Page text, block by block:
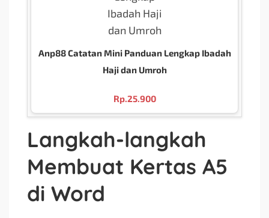
Anp88 Catatan Mini Panduan Lengkap Ibadah
Haji dan Umroh
Rp.25.900
Langkah-langkah
Membuat Kertas A5
di Word